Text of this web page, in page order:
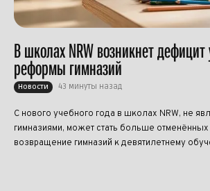
В школах NRW возникнет дефицит
реформы гимназий
Новости 43 минуты назад
С нового учебного года в школах NRW, не
гимназиями, может стать больше
возвращение гимназий к девятилетнему